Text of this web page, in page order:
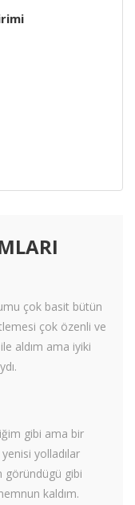
çok basit bütün
çok özenli ve
aldım ama iyiki
gibi ama bir
yenisi yolladılar
göründügü gibi
kaldım.